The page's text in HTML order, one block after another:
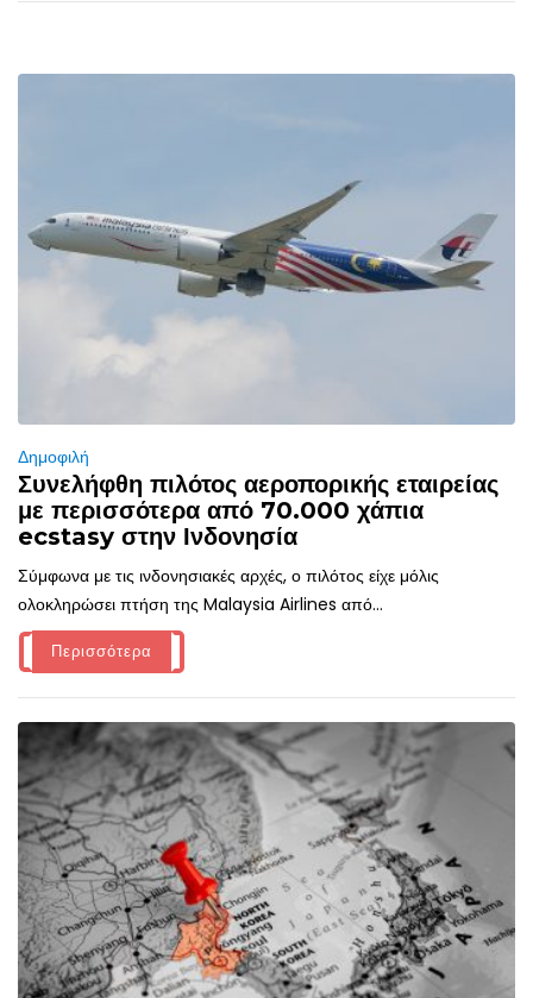
Δημοφιλή
Συνελήφθη πιλότος αεροπορικής εταιρείας
με περισσότερα από 70.000 χάπια
ecstasy στην Ινδονησία
Σύμφωνα με τις ινδονησιακές αρχές, ο πιλότος είχε μόλις
ολοκληρώσει πτήση της Malaysia Airlines από...
Περισσότερα